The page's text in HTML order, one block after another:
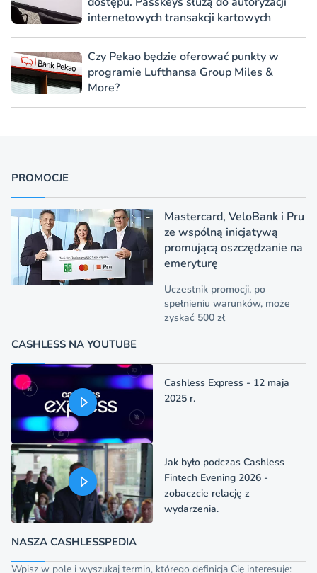
internetowych transakcji kartowych
Czy Pekao będzie oferować punkty w
programie Lufthansa Group Miles &
More?
PROMOCJE
Mastercard, VeloBank i Pru
ze wspólną inicjatywą
promującą oszczędzanie na
emeryturę
Uczestnik promocji, po
spełnieniu warunków, może
zyskać 500 zł
CASHLESS NA YOUTUBE
Cashless Express - 12 maja
2025 r.
Jak było podczas Cashless
Fintech Evening 2026 -
zobaczcie relację z
wydarzenia.
NASZA CASHLESSPEDIA
Wpisz w pole i wyszukaj termin, którego definicja Cię interesuje: